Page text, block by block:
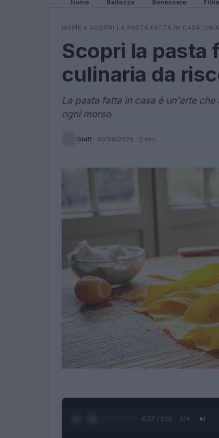
Home Bellezza Benessere
HOME » SCOPRI LA PASTA FATTA IN CASA:
Scopri la pasta
culinaria da
La pasta fatta in casa è un'arte
ogni morso.
Staff · 30/09/2025 · 2 min
0:28 / 2:02 1 /4